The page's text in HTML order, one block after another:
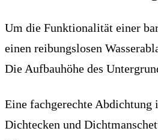
Um die Funktionalität einer
einen reibungslosen
Die Aufbauhöhe des
Eine fachgerechte
Dichtecken und